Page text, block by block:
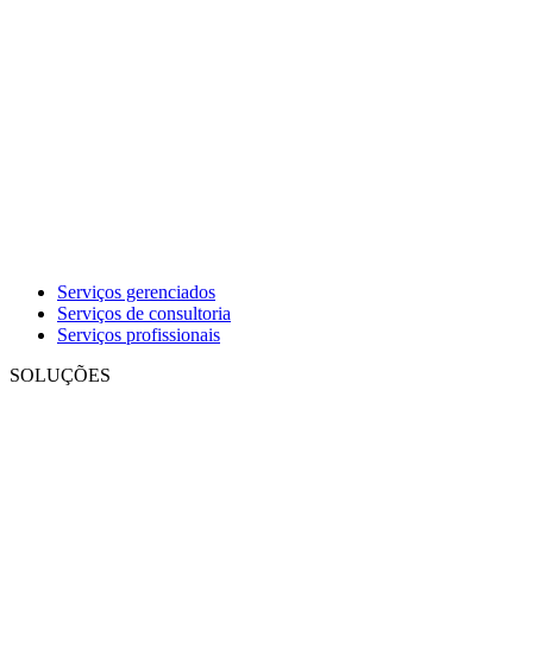
Serviços gerenciados
Serviços de consultoria
Serviços profissionais
SOLUÇÕES